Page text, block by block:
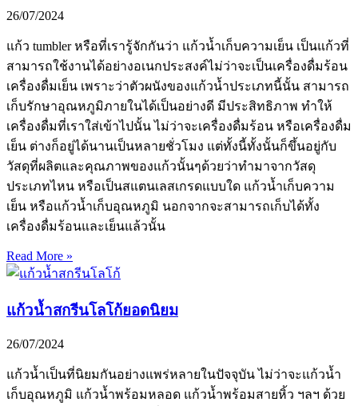
26/07/2024
แก้ว tumbler หรือที่เรารู้จักกันว่า แก้วน้ำเก็บความเย็น เป็นแก้วที่
สามารถใช้งานได้อย่างอเนกประสงค์ไม่ว่าจะเป็นเครื่องดื่มร้อน
เครื่องดื่มเย็น เพราะว่าตัวผนังของแก้วน้ำประเภทนี้นั้น สามารถ
เก็บรักษาอุณหภูมิภายในได้เป็นอย่างดี มีประสิทธิภาพ ทำให้
เครื่องดื่มที่เราใส่เข้าไปนั้น ไม่ว่าจะเครื่องดื่มร้อน หรือเครื่องดื่ม
เย็น ต่างก็อยู่ได้นานเป็นหลายชั่วโมง แต่ทั้งนี้ทั้งนั้นก็ขึ้นอยู่กับ
วัสดุที่ผลิตและคุณภาพของแก้วนั้นๆด้วยว่าทำมาจากวัสดุ
ประเภทไหน หรือเป็นสแตนเลสเกรดแบบใด แก้วน้ำเก็บความ
เย็น หรือแก้วน้ำเก็บอุณหภูมิ นอกจากจะสามารถเก็บได้ทั้ง
เครื่องดื่มร้อนและเย็นแล้วนั้น
Read More »
แก้วน้ำสกรีนโลโก้ยอดนิยม
26/07/2024
แก้วน้ำเป็นที่นิยมกันอย่างแพร่หลายในปัจจุบัน ไม่ว่าจะแก้วน้ำ
เก็บอุณหภูมิ แก้วน้ำพร้อมหลอด แก้วน้ำพร้อมสายหิ้ว ฯลฯ ด้วย